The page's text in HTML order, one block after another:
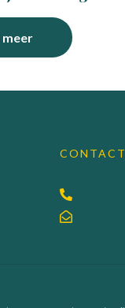
meer
CONTACT